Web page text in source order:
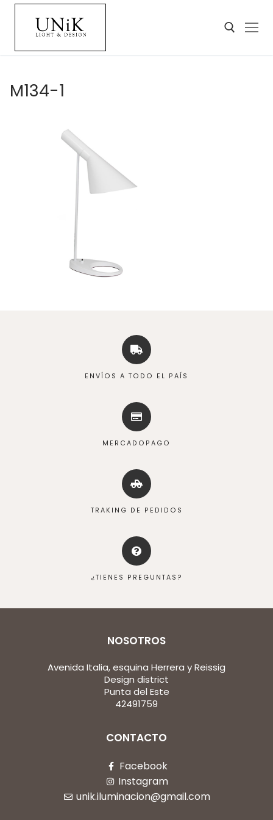
M134-1
ENVÍOS A TODO EL PAÍS
MERCADOPAGO
TRAKING DE PEDIDOS
¿TIENES PREGUNTAS?
NOSOTROS
Avenida Italia, esquina Herrera y Reissig
Design district
Punta del Este
42491759
CONTACTO
Facebook
Instagram
unik.iluminacion@gmail.com